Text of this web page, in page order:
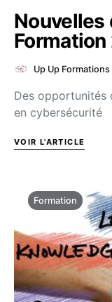
Nouvelles
Up Up Formations
Des opportunités
en cybersécurité
VOIR L'ARTICLE
Formation